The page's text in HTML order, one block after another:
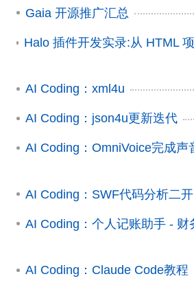
Gaia 开源推广汇总
AI Coding：xml4u
AI Coding：json4u更新迭代
AI Coding：SWF代码分析二开
AI Coding：Claude Code教程